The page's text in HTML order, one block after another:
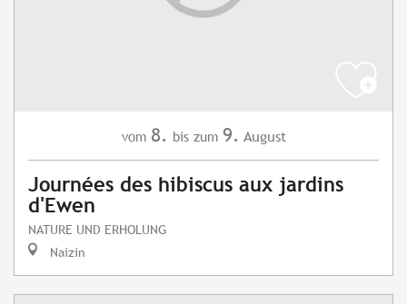
vom 8. bis zum 9. August
Journées des hibiscus aux jardins
d'Ewen
NATURE UND ERHOLUNG
Naizin